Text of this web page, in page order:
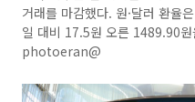
거래를 마감했다. 원·달러 환율
일 대비 17.5원 오른 1489.90
photoeran@